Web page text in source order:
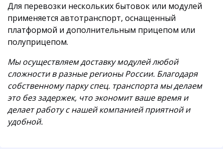
Для перевозки нескольких бытовок или модулей
применяется автотранспорт, оснащенный
платформой и дополнительным прицепом или
полуприцепом.
Мы осуществляем доставку модулей любой
сложности в разные регионы России. Благодаря
собственному парку спец. транспорта мы делаем
это без задержек, что экономит ваше время и
делает работу с нашей компанией приятной и
удобной.